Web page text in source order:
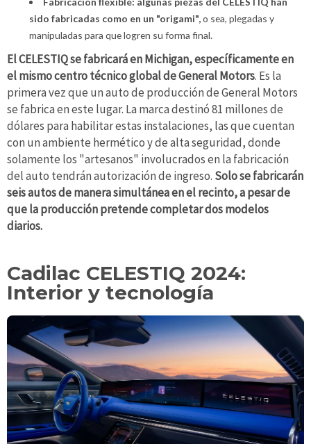
sido fabricadas como en un "origami",o sea, plegadas y
manipuladas para que logren su forma final.
El CELESTIQ se fabricará en Michigan, específicamente en
el mismo centro técnico global de General Motors. Es la
primera vez que un auto de producción de General Motors
se fabrica en este lugar. La marca destinó 81 millones de
dólares para habilitar estas instalaciones, las que cuentan
con un ambiente hermético y de alta seguridad, donde
solamente los "artesanos" involucrados en la fabricación
del auto tendrán autorización de ingreso. Solo se fabricarán
seis autos de manera simultánea en el recinto, a pesar de
que la producción pretende completar dos modelos
diarios.
Cadilac CELESTIQ 2024:
Interior y tecnología